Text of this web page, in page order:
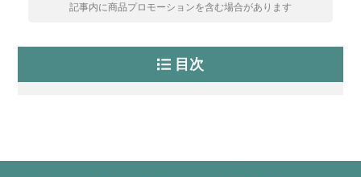
記事内に商品プロモーションを含む場合があります
目次